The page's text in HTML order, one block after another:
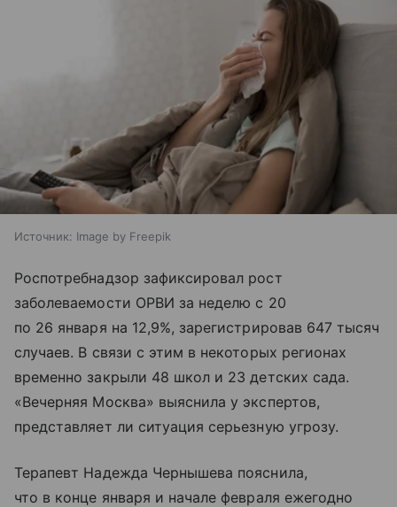
Источник: Image by Freepik
Роспотребнадзор зафиксировал рост
заболеваемости ОРВИ за неделю с 20
по 26 января на 12,9%, зарегистрировав 647 тысяч
случаев. В связи с этим в некоторых регионах
временно закрыли 48 школ и 23 детских сада.
«Вечерняя Москва» выяснила у экспертов,
представляет ли ситуация серьезную угрозу.
Терапевт Надежда Чернышева пояснила,
что в конце января и начале февраля ежегодно